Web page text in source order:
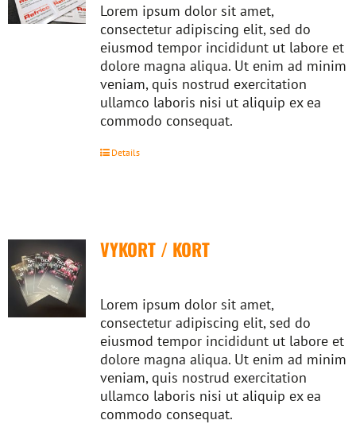
Lorem ipsum dolor sit amet,
consectetur adipiscing elit, sed do
eiusmod tempor incididunt ut labore et
dolore magna aliqua. Ut enim ad minim
veniam, quis nostrud exercitation
ullamco laboris nisi ut aliquip ex ea
commodo consequat.
Details
VYKORT / KORT
Lorem ipsum dolor sit amet,
consectetur adipiscing elit, sed do
eiusmod tempor incididunt ut labore et
dolore magna aliqua. Ut enim ad minim
veniam, quis nostrud exercitation
ullamco laboris nisi ut aliquip ex ea
commodo consequat.